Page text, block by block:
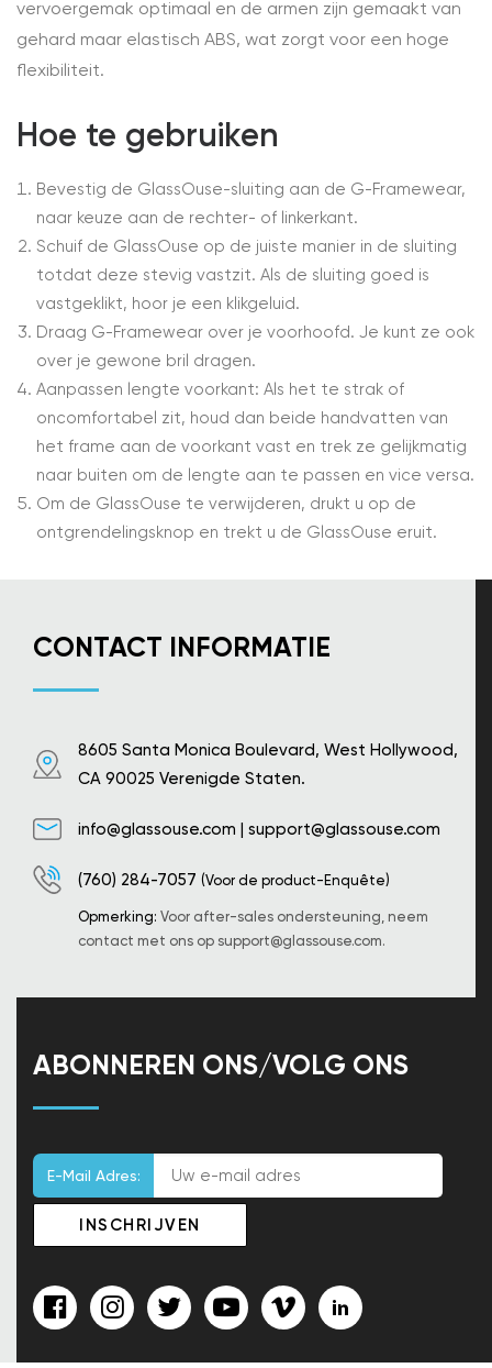
vervoergemak optimaal en de armen zijn gemaakt van
gehard maar elastisch ABS, wat zorgt voor een hoge
flexibiliteit.
Hoe te gebruiken
Bevestig de GlassOuse-sluiting aan de G-Framewear,
naar keuze aan de rechter- of linkerkant.
Schuif de GlassOuse op de juiste manier in de sluiting
totdat deze stevig vastzit. Als de sluiting goed is
vastgeklikt, hoor je een klikgeluid.
Draag G-Framewear over je voorhoofd. Je kunt ze ook
over je gewone bril dragen.
Aanpassen lengte voorkant: Als het te strak of
oncomfortabel zit, houd dan beide handvatten van
het frame aan de voorkant vast en trek ze gelijkmatig
naar buiten om de lengte aan te passen en vice versa.
Om de GlassOuse te verwijderen, drukt u op de
ontgrendelingsknop en trekt u de GlassOuse eruit.
CONTACT INFORMATIE
8605 Santa Monica Boulevard, West Hollywood,
CA 90025 Verenigde Staten.
info@glassouse.com | support@glassouse.com
(760) 284-7057 (Voor de product-Enquête)
Opmerking: Voor after-sales ondersteuning, neem
contact met ons op support@glassouse.com.
ABONNEREN ONS/VOLG ONS
E-Mail Adres: